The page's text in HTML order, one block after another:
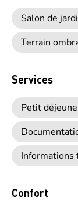
Salon de
Terrain
Services
Petit
Informations
Confort